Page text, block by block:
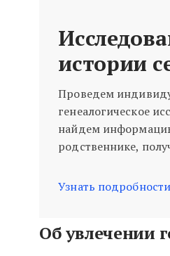
истории
Проведем
генеалогическое
найдем
родственнике,
Узнать подробности
Об увлечении